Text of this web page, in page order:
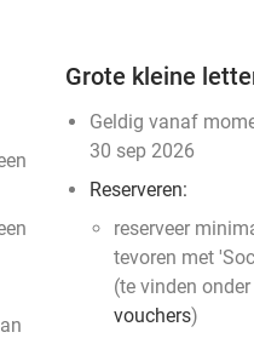
Grote kleine
Geldig vanaf
30 sep 2026
Reserveren:
reserveer
tevoren met
(te vinden
vouchers)